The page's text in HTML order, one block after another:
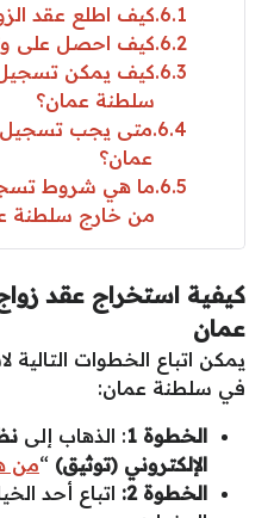
6.1 كيف اطلع عقد
6.2 كيف احصل على
6.3 كيف يمكن تسجيل
سلطنة عمان؟
6.4 متى يجب تسجيل
عمان؟
6.5 ما هي شروط
من خارج سلطنة
كيفية استخراج عقد
عمان
يمكن اتباع الخطوات التالية
في سلطنة عمان:
الخطوة 1
: الذهاب إلى
الإلكتروني (توثيق) “من
الخطوة 2:
اتباع أحد